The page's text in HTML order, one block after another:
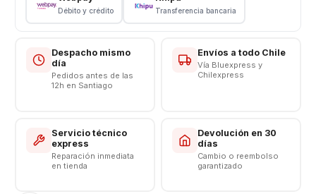
Capacidad: 3000 mAh
Respaldo VENTAS ELECTRONICAS
Débito y crédito Transferencia bancaria
Despacho mismo
día
Pedidos antes de las
12h en Santiago
Envíos a todo Chile
Vía Bluexpress y
Chilexpress
Servicio técnico
express
Reparación inmediata
en tienda
Devolución en 30
días
Cambio o reembolso
garantizado